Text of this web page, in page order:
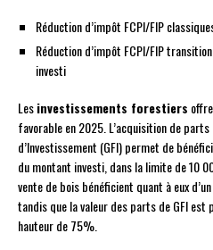
Réduction d’impôt FCPI/FIP
Réduction d’impôt FCPI/FIP
investi
Lesinvestissements forestiers
favorable en 2025. L’acquisition de
d’Investissement (GFI) permet de
du montant investi, dans la limite de 10
vente de bois bénéficient quant à eux
tandis que la valeur des parts de GFI est
hauteur de 75%.